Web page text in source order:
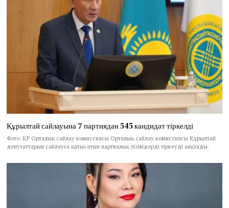
Құрылтай сайлауына 7 партиядан 545 кандидат тіркелді
Фото: ҚР Орталық сайлау комиссиясы Орталық сайлау комиссиясы Құрылтай
депутаттарын сайлауға қатысатын партиялық тізімдерді тіркеуді аяқтады.